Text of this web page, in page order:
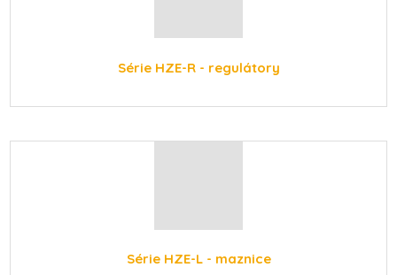
Série HZE-R - regulátory
Série HZE-L - maznice